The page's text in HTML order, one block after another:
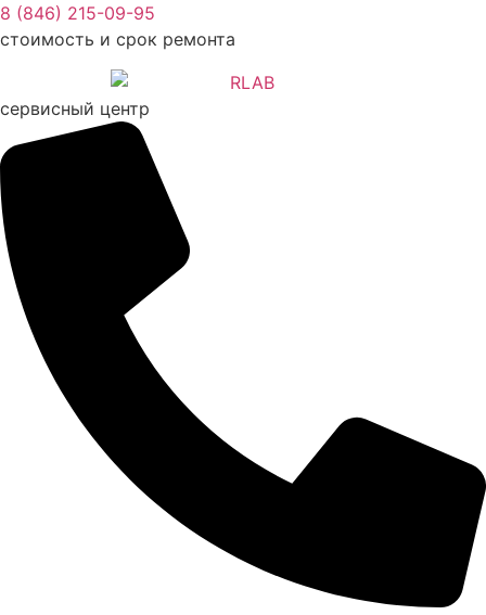
Перейти
к
содержимому
8 (846) 215-09-95
стоимость и срок ремонта
сервисный центр